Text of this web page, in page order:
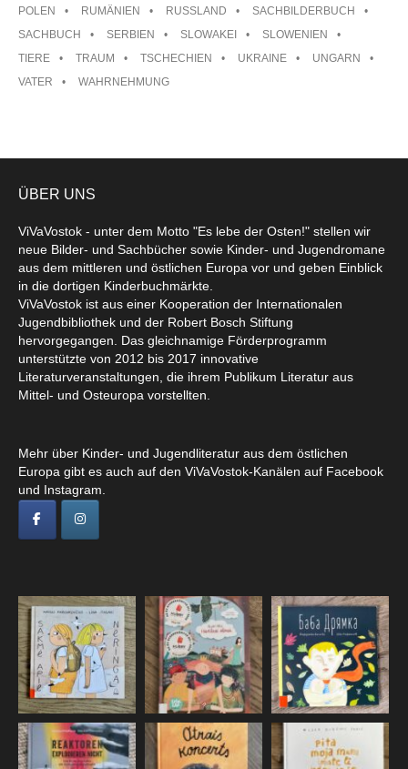
POLEN
RUMÄNIEN RUSSLAND
SACHBILDERBUCH
SACHBUCH
SERBIEN SLOWAKEI
SLOWENIEN
TIERE
TRAUM TSCHECHIEN UKRAINE
UNGARN
VATER
WAHRNEHMUNG
ÜBER UNS
ViVaVostok - unter dem Motto "Es lebe der Osten!" stellen wir
neue Bilder- und Sachbücher sowie Kinder- und Jugendromane
aus dem mittleren und östlichen Europa vor und geben Einblick
in die dortigen Kinderbuchmärkte.
ViVaVostok ist aus einer Kooperation der Internationalen
Jugendbibliothek und der Robert Bosch Stiftung
hervorgegangen. Das gleichnamige Förderprogramm
unterstützte von 2012 bis 2017 innovative
Literaturveranstaltungen, die ihrem Publikum Literatur aus
Mittel- und Osteuropa vorstellten.
Mehr über Kinder- und Jugendliteratur aus dem östlichen
Europa gibt es auch auf den ViVaVostok-Kanälen auf Facebook
und Instagram.